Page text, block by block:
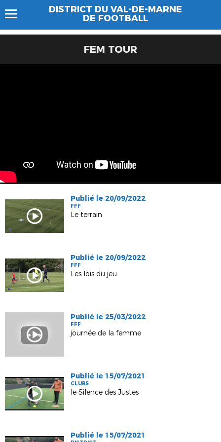
DISTRICT DU VAL-DE-MARNE
DE FOOTBALL
FEM TOUR
Publié le 20/09/2022
FFF
Le terrain
Publié le 20/09/2022
FFF
Les lois du jeu
Publié le 25/03/2022
FFF
journée de la femme
Publié le 15/07/2021
CLUBS
le Silence des Justes
Publié le 15/07/2021